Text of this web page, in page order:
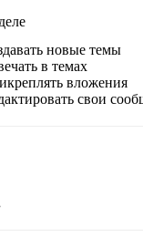
новые темы
в темах
вложения
свои